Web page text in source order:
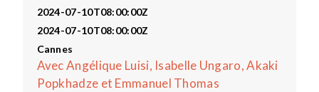
2024-07-10T08:00:00Z
2024-07-10T08:00:00Z
Cannes
Avec Angélique Luisi, Isabelle Ungaro, Akaki
Popkhadze et Emmanuel Thomas